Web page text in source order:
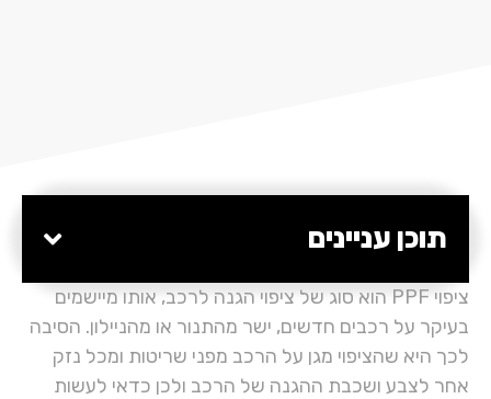
תוכן עניינים
ציפוי PPF הוא סוג של ציפוי הגנה לרכב, אותו מיישמים
בעיקר על רכבים חדשים, ישר מהתנור או מהניילון. הסיבה
לכך היא שהציפוי מגן על הרכב מפני שריטות ומכל נזק
אחר לצבע ושכבת ההגנה של הרכב ולכן כדאי לעשות